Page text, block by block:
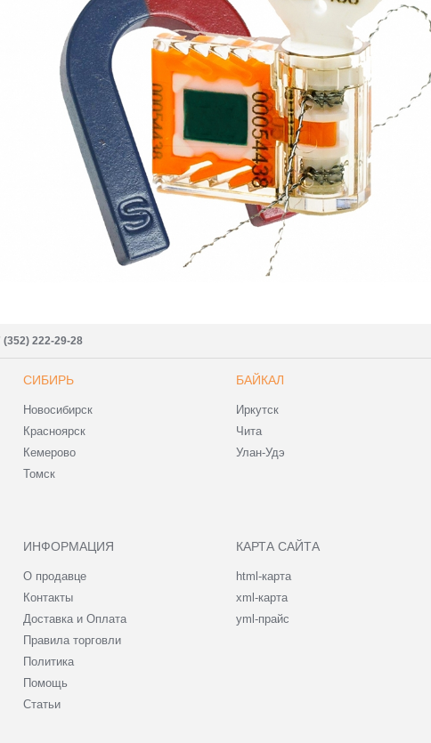
(352) 222-29-28
СИБИРЬ
Новосибирск
Красноярск
Кемерово
Томск
БАЙКАЛ
Иркутск
Чита
Улан-Удэ
ИНФОРМАЦИЯ
О продавце
Контакты
Доставка и Оплата
Правила торговли
Политика
Помощь
Статьи
КАРТА САЙТА
html-карта
xml-карта
yml-прайс